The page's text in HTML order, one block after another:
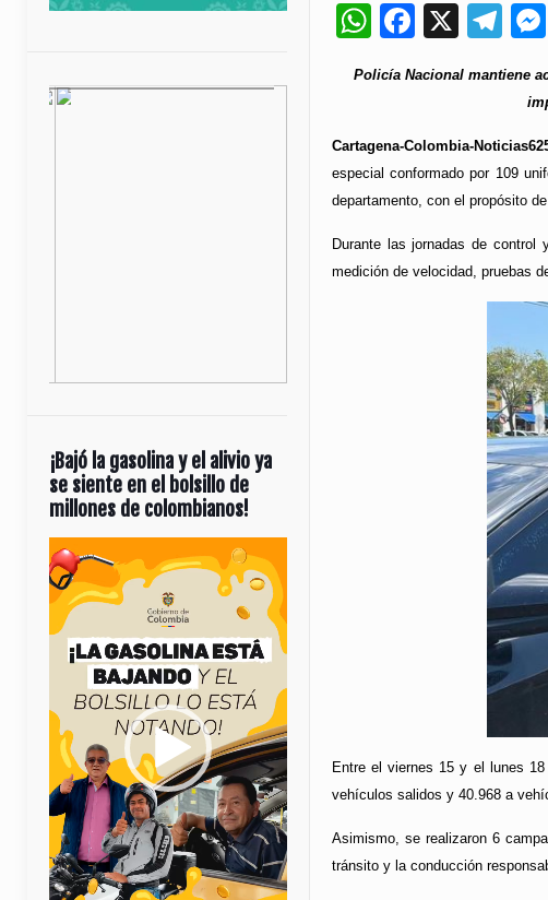
WhatsApp
X
Policía Nacional mantiene
Cartagena-Colombia-
especial conformado por 109
departamento, con el propósito
Durante las jornadas de control
medición de velocidad, pruebas
Entre el viernes 15 y el lunes
vehículos salidos y 40.968 a
Asimismo, se realizaron 6
tránsito y la conducción
¡Bajó la gasolina y el alivio ya
se siente en el bolsillo de
millones de colombianos!
Reproductor
de
vídeo